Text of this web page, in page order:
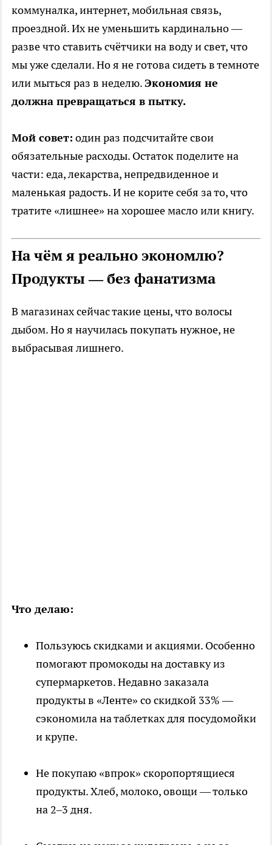
коммуналка, интернет, мобильная связь,
проездной. Их не уменьшить кардинально —
разве что ставить счётчики на воду и свет, что
мы уже сделали. Но я не готова сидеть в темноте
или мыться раз в неделю.Экономия не
должна превращаться в пытку.
Мой совет: один раз подсчитайте свои
обязательные расходы. Остаток поделите на
части: еда, лекарства, непредвиденное и
маленькая радость. И не корите себя за то, что
тратите «лишнее» на хорошее масло или книгу.
На чём я реально экономлю?
Продукты — без фанатизма
В магазинах сейчас такие цены, что волосы
дыбом. Но я научилась покупать нужное, не
выбрасывая лишнего.
Что делаю:
Пользуюсь скидками и акциями. Особенно
помогают промокоды на доставку из
супермаркетов. Недавно заказала
продукты в «Ленте» со скидкой 33% —
сэкономила на таблетках для посудомойки
и крупе.
Не покупаю «впрок» скоропортящиеся
продукты. Хлеб, молоко, овощи — только
на 2–3 дня.